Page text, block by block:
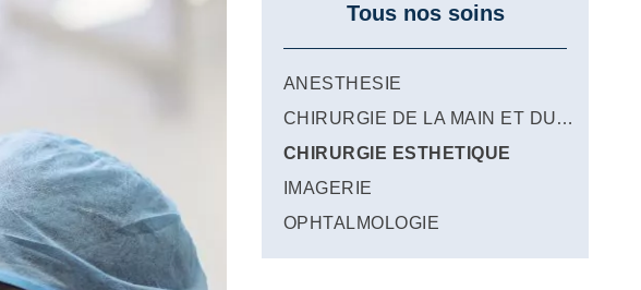
Tous nos soins
ANESTHESIE
CHIRURGIE DE LA MAIN ET DU MEMBRE SUPERIEUR
CHIRURGIE ESTHETIQUE
IMAGERIE
OPHTALMOLOGIE